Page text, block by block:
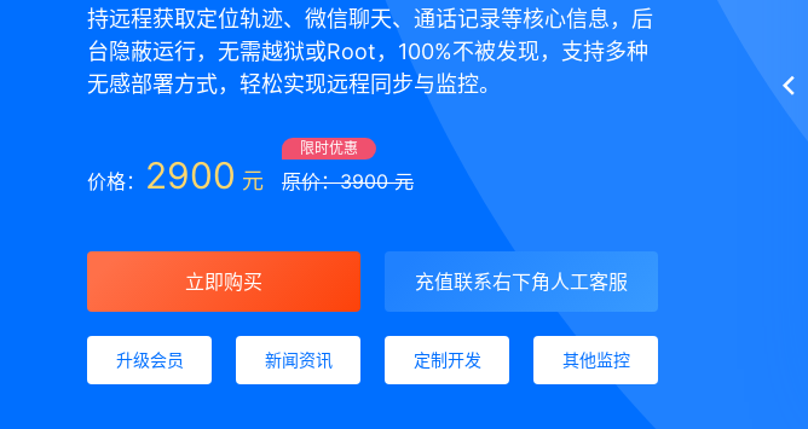
持远程获取定位轨迹、微信聊天、通话记录等核心信息，后
台隐蔽运行，无需越狱或Root，100%不被发现，支持多种
无感部署方式，轻松实现远程同步与监控。
价格： 2900 元
限时优惠
原价：3900 元
立即购买 充值联系右下角人工客服
升级会员 新闻资讯 定制开发 其他监控